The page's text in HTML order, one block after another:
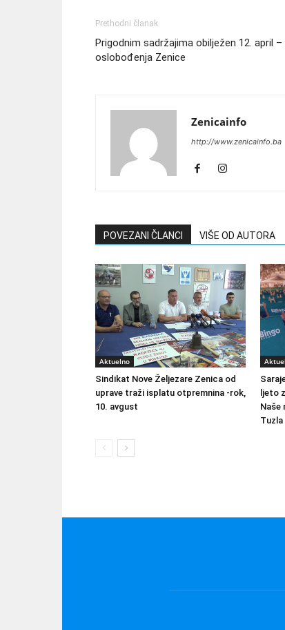
Prethodni članak
Prigodnim sadržajima obilježen 12. april –
oslobođenja Zenice
Zenicainfo
http://www.zenicainfo.ba
POVEZANI ČLANCI VIŠE OD AUTORA
Aktuelno
Sindikat Nove Željezare Zenica od
uprave traži isplatu otpremnina -rok,
10. avgust
ljeto
Naše
Tuzla